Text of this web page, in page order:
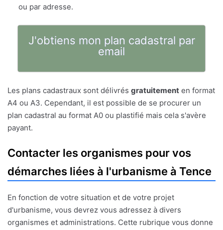
ou par adresse.
J'obtiens mon plan cadastral par
email
Les plans cadastraux sont délivrés gratuitement en format
A4 ou A3. Cependant, il est possible de se procurer un
plan cadastral au format A0 ou plastifié mais cela s'avère
payant.
Contacter les organismes pour vos
démarches liées à l'urbanisme à Tence
En fonction de votre situation et de votre projet
d'urbanisme, vous devrez vous adressez à divers
organismes et administrations. Cette rubrique vous donne